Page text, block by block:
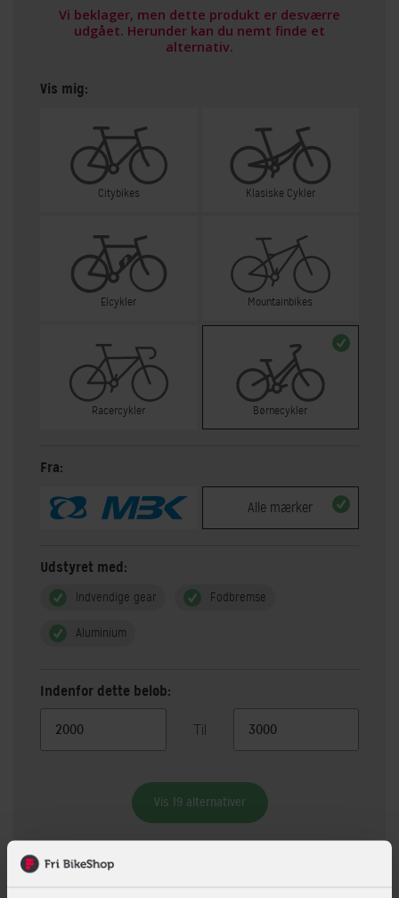
Vi beklager, men dette produkt er desværre
udgået. Herunder kan du nemt finde et
alternativ.
Vis mig:
Citybikes Klasiske Cykler
Elcykler Mountainbikes
Racercykler Børnecykler
Fra:
Alle mærker
Udstyret med:
Indvendige gear Fodbremse
Aluminium
Indenfor dette beløb:
Til
Vis 19 alternativer
Beskrivelse